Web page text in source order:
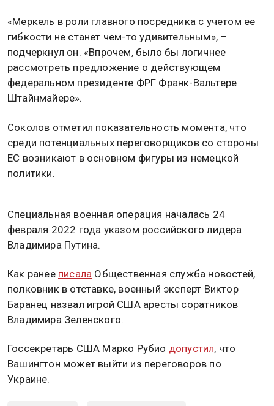
«Меркель в роли главного посредника с учетом ее
гибкости не станет чем-то удивительным», –
подчеркнул он. «Впрочем, было бы логичнее
рассмотреть предложение о действующем
федеральном президенте ФРГ Франк-Вальтере
Штайнмайере».
Соколов отметил показательность момента, что
среди потенциальных переговорщиков со стороны
ЕС возникают в основном фигуры из немецкой
политики.
Специальная военная операция началась 24
февраля 2022 года указом российского лидера
Владимира Путина.
Как ранее писала Общественная служба новостей,
полковник в отставке, военный эксперт Виктор
Баранец назвал игрой США аресты соратников
Владимира Зеленского.
Госсекретарь США Марко Рубио допустил, что
Вашингтон может выйти из переговоров по
Украине.